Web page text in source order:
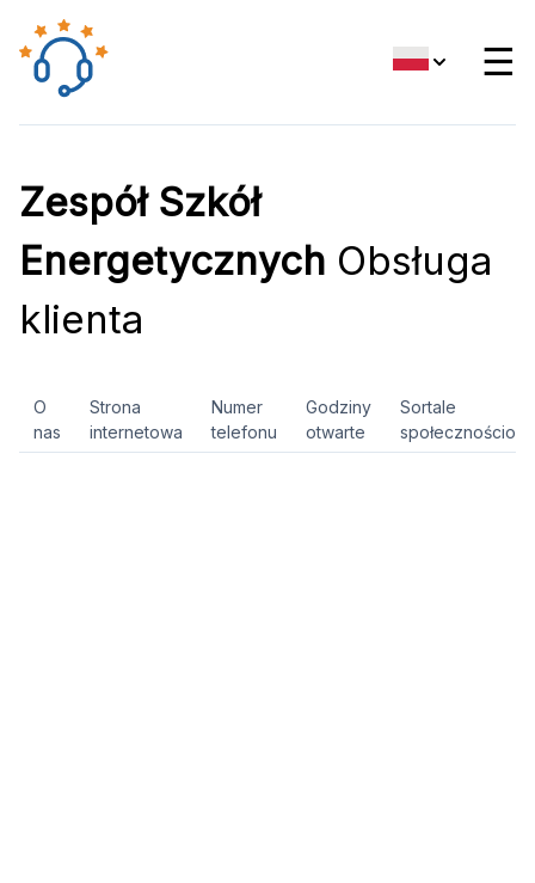
☰
Zespół Szkół
Energetycznych Obsługa
klienta
O
nas
Strona
internetowa
Numer
telefonu
Godziny
otwarte
Sortale